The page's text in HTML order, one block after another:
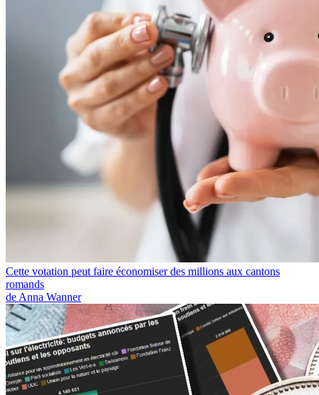
Cette votation peut faire économiser des millions aux cantons
romands
de Anna Wanner